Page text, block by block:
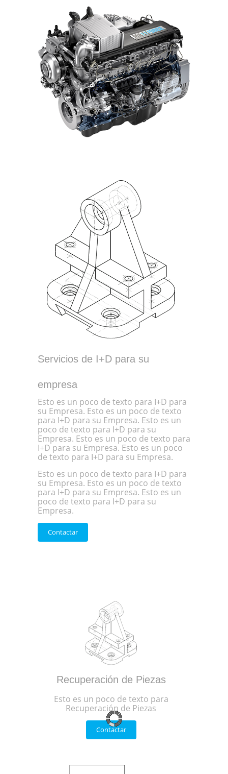
Servicios de I+D para su
empresa
Esto es un poco de texto para I+D para
su Empresa. Esto es un poco de texto
para I+D para su Empresa. Esto es un
poco de texto para I+D para su
Empresa. Esto es un poco de texto para
I+D para su Empresa. Esto es un poco
de texto para I+D para su Empresa.
Esto es un poco de texto para I+D para
su Empresa. Esto es un poco de texto
para I+D para su Empresa. Esto es un
poco de texto para I+D para su
Empresa.
Contactar
Recuperación de Piezas
Esto es un poco de texto para
Recuperación de Piezas
Contactar